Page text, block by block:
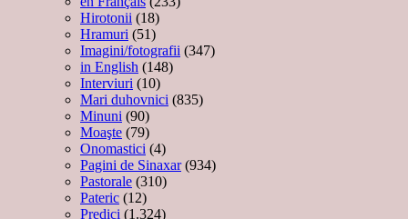
Hirotonii (18)
Hramuri (51)
Imagini/fotografii (347)
in English (148)
Interviuri (10)
Mari duhovnici (835)
Minuni (90)
Moaşte (79)
Onomastici (4)
Pagini de Sinaxar(934)
Pastorale (310)
Pateric (12)
Predici (1.324)